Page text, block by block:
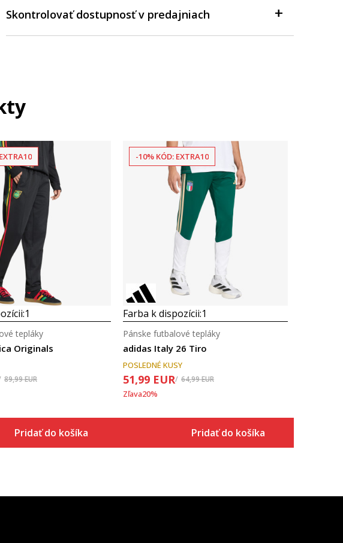
Skontrolovať dostupnosť v predajniach
1
Originals
tepláky
89,99EUR
Pridať do košíka
-10% KÓD: EXTRA10
Farba k dispozícii:1
adidas Italy 26 Tiro
Pánske futbalové tepláky
POSLEDNÉ KUSY
51,99 EUR 64,99EUR
Zľava20%
Pridať do košíka